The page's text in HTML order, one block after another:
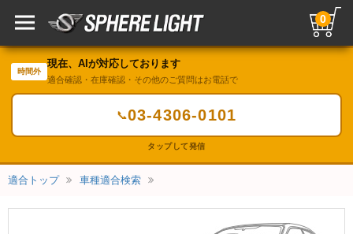
0
時間外
現在、AIが対応しております
適合確認・在庫確認・その他のご質問はお電話で
📞03-4306-0101
タップして発信
適合トップ 車種適合検索